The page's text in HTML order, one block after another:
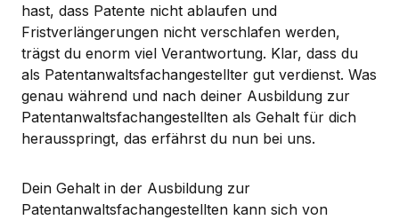
hast, dass Patente nicht ablaufen und
Fristverlängerungen nicht verschlafen werden,
trägst du enorm viel Verantwortung. Klar, dass du
als Patentanwaltsfachangestellter gut verdienst. Was
genau während und nach deiner Ausbildung zur
Patentanwaltsfachangestellten als Gehalt für dich
herausspringt, das erfährst du nun bei uns.
Dein Gehalt in der Ausbildung zur
Patentanwaltsfachangestellten kann sich von